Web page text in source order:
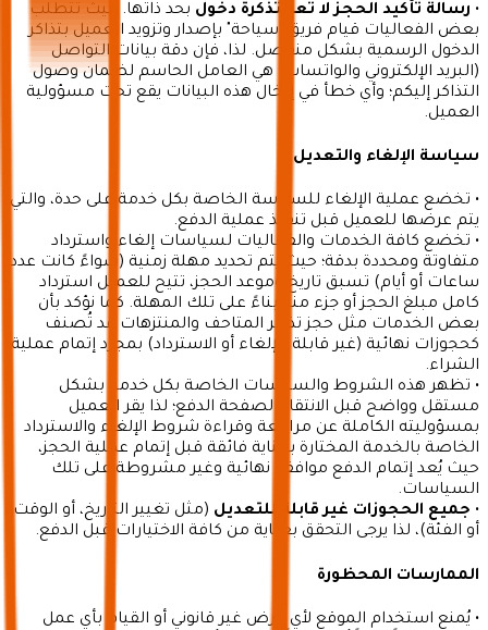
• رسالة تأكيد الحجز لا تُعد تذكرة دخول بحد ذاتها. حيث تتطلب
بعض الفعاليات قيام فريق "سياحة" بإصدار وتزويد العميل بتذاكر
الدخول الرسمية بشكل منفصل. لذا، فإن دقة بيانات التواصل
(البريد الإلكتروني والواتساب) هي العامل الحاسم لضمان وصول
التذاكر إليكم؛ وأي خطأ في إدخال هذه البيانات يقع تحت مسؤولية
العميل.
سياسة الإلغاء والتعديل
• تخضع عملية الإلغاء للسياسة الخاصة بكل خدمة على حدة، والتي
يتم عرضها للعميل قبل تنفيذ عملية الدفع.
• تخضع كافة الخدمات والفعاليات لسياسات إلغاء واسترداد
متفاوتة ومحددة بدقة؛ حيث يتم تحديد مهلة زمنية (سواءً كانت عدد
ساعات أو أيام) تسبق تاريخ وموعد الحجز، تتيح للعميل استرداد
كامل مبلغ الحجز أو جزء منه بناءً على تلك المهلة. كما نؤكد بأن
بعض الخدمات مثل حجز تذاكر المتاحف والمنتزهات قد تُصنف
كحجوزات نهائية (غير قابلة للإلغاء أو الاسترداد) بمجرد إتمام عملية
الشراء.
• تظهر هذه الشروط والسياسات الخاصة بكل خدمة بشكل
مستقل وواضح قبل الانتقال لصفحة الدفع؛ لذا يقر العميل
بمسؤوليته الكاملة عن مراجعة وقراءة شروط الإلغاء والاسترداد
الخاصة بالخدمة المختارة بعناية فائقة قبل إتمام عملية الحجز،
حيث يُعد إتمام الدفع موافقة نهائية وغير مشروطة على تلك
السياسات.
• جميع الحجوزات غير قابلة للتعديل (مثل تغيير التاريخ، أو الوقت،
أو الفئة)، لذا يرجى التحقق بعناية من كافة الاختيارات قبل الدفع.
الممارسات المحظورة
• يُمنع استخدام الموقع لأي غرض غير قانوني أو القيام بأي عمل